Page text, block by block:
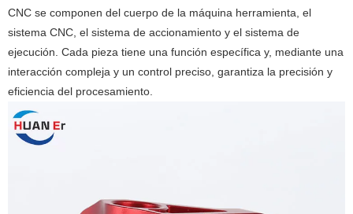
CNC se componen del cuerpo de la máquina herramienta, el
sistema CNC, el sistema de accionamiento y el sistema de
ejecución. Cada pieza tiene una función específica y, mediante una
interacción compleja y un control preciso, garantiza la precisión y
eficiencia del procesamiento.